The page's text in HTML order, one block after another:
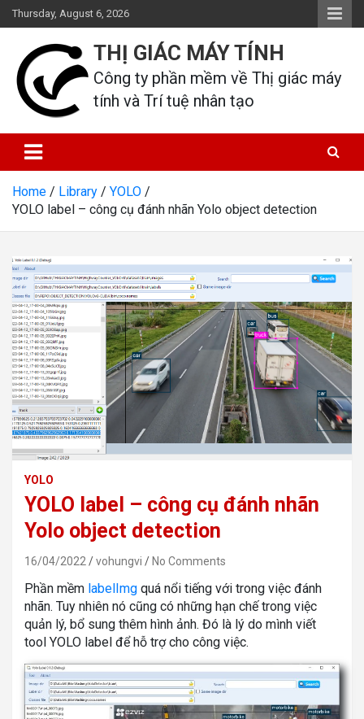
Skip
to
content
Thursday, August 6, 2026
THỊ GIÁC MÁY TÍNH
Công ty phần mềm về Thị giác máy
tính và Trí tuệ nhân tạo
Home Library
YOLO
YOLO label – công cụ đánh nhãn Yolo object detection
YOLO
YOLO label – công cụ đánh nhãn
Yolo object detection
16/04/2022 vohungvi No Comments
Phần mềm labelImg quá nổi tiếng với trong việc đánh
nhãn. Tuy nhiên nó cũng có những hạn chế trong việc
quản lý, bổ sung thêm hình ảnh. Đó là lý do mình viết
tool YOLO label để hỗ trợ cho công việc.